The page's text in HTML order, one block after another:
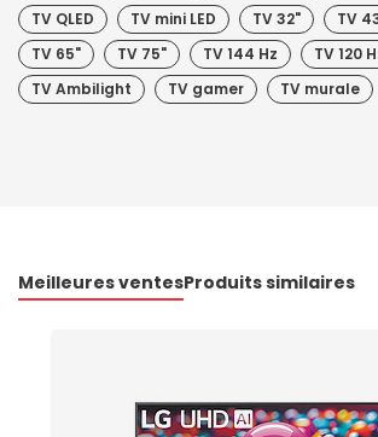
TV QLED
TV mini LED TV 32" TV
TV 65"
TV 75" TV 144 Hz
TV 120
TV Ambilight
TV gamer TV murale
Meilleures ventesProduits similaires